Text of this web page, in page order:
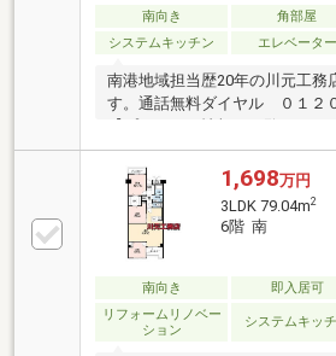
南向き 角部屋
システムキッチン
エレベーター
南港地域担当歴20年の川元工務
す。通話無料ダイヤル ０１２
ベーター停止階・上層階・角住
角住戸住宅金融支援機構(フラ
遣社員、契約社員、勤続の短
はご相談下さい！当マンション
元工務店の赤井まで
1,698万円
3LDK 79.04m2
6階 南
南向き 即入居可
リフォームリノベー
ション
システムキッ